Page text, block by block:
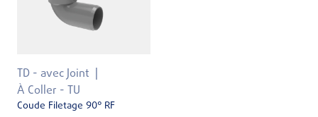
TD - avec Joint
À Coller - TU
Coude Filetage 90° RF